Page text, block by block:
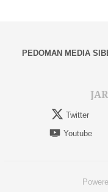
PEDOMAN MEDIA
Twitter
Youtube